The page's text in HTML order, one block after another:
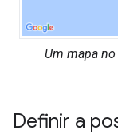
Um mapa
Definir a